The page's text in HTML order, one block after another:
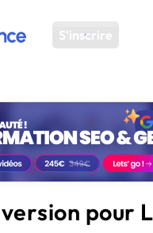
S'inscrire
pour